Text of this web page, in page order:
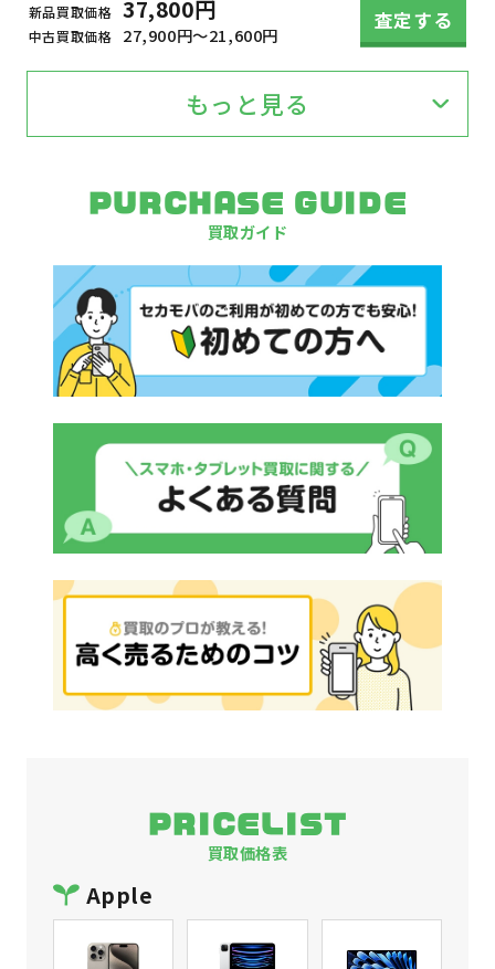
新品買取価格 37,800円
中古買取価格 27,900円～21,600円
査定する
もっと見る
PURCHASE GUIDE
買取ガイド
PRICELIST
買取価格表
Apple